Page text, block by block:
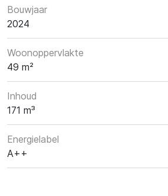
Bouwjaar
2024
Woonoppervlakte
49 m²
Inhoud
171 m³
Energielabel
A++